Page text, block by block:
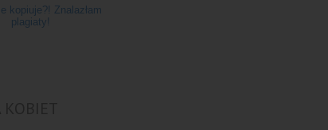
kopiuje?! Znalazłam
plagiaty!